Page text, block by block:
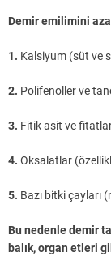
Demir emilimini
1. Kalsiyum (süt ve
2. Polifenoller ve
3. Fitik asit ve
4. Oksalatlar
5. Bazı bitki çayları
Bu nedenle demir
balık, organ etleri